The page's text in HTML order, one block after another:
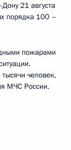
21 августа
порядка 100 –
пожарами
человек,
МЧС России.